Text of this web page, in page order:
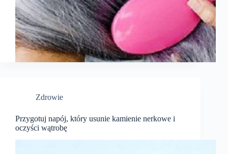
Zdrowie
Przygotuj napój, który usunie kamienie nerkowe i
oczyści wątrobę